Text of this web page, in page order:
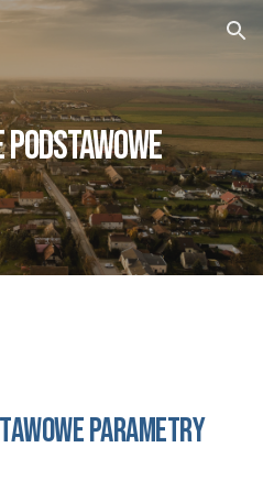
Skip to navigation
PARAMETRY